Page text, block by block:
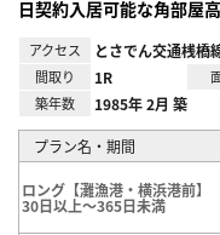
日契約入居可能な角部屋
アクセス とさでん交通桟橋
間取り 1R
築年数 1985年 2月 築
プラン名・期間
ロング【灘漁港・横浜港前】
30日以上～365日未満